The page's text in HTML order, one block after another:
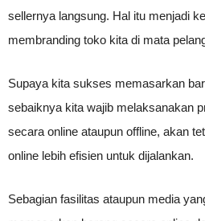
sellernya langsung. Hal itu menjadi
membranding toko kita di mata
Supaya kita sukses memasarkan
sebaiknya kita wajib melaksanakan
secara online ataupun offline, akan
online lebih efisien untuk dijalankan.
Sebagian fasilitas ataupun media